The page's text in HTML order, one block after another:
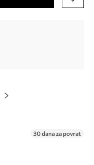
30 dana za povrat